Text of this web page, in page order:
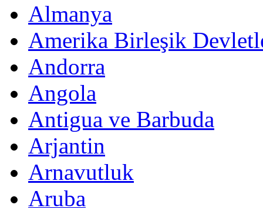
Almanya
Amerika Birleşik
Andorra
Angola
Antigua ve Barbuda
Arjantin
Arnavutluk
Aruba